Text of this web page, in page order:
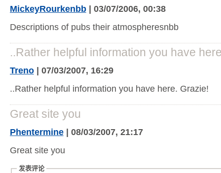
MickeyRourkenbb| 03/07/2006, 00:38
Descriptions of pubs their atmospheresnbb
..Rather helpful information you have
Treno| 07/03/2007, 16:29
..Rather helpful information you have here. Grazie!
Great site you
Phentermine| 08/03/2007, 21:17
Great site you
发表评论